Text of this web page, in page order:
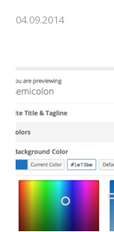
04.09.2014